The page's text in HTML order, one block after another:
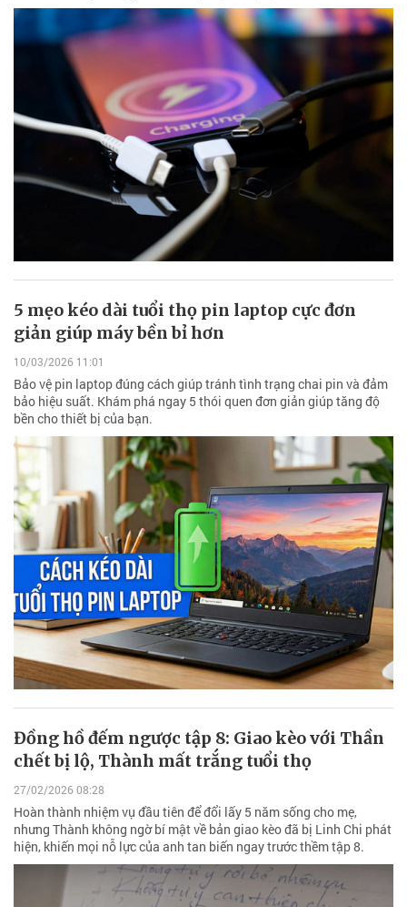
5 mẹo kéo dài tuổi thọ pin laptop cực đơn
giản giúp máy bền bỉ hơn
10/03/2026 11:01
Bảo vệ pin laptop đúng cách giúp tránh tình trạng chai pin và đảm
bảo hiệu suất. Khám phá ngay 5 thói quen đơn giản giúp tăng độ
bền cho thiết bị của bạn.
Đồng hồ đếm ngược tập 8: Giao kèo với Thần
chết bị lộ, Thành mất trắng tuổi thọ
27/02/2026 08:28
Hoàn thành nhiệm vụ đầu tiên để đổi lấy 5 năm sống cho mẹ,
nhưng Thành không ngờ bí mật về bản giao kèo đã bị Linh Chi phát
hiện, khiến mọi nỗ lực của anh tan biến ngay trước thềm tập 8.